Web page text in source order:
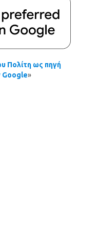
Πολίτη ως πηγή
Google»